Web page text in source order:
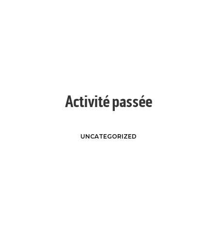
Activité passée
UNCATEGORIZED